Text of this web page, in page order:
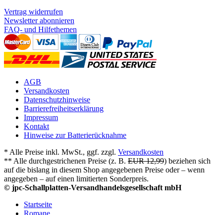
Vertrag widerrufen
Newsletter abonnieren
FAQ- und Hilfethemen
AGB
Versandkosten
Datenschutzhinweise
Barrierefreiheitserklärung
Impressum
Kontakt
Hinweise zur Batterierücknahme
* Alle Preise inkl. MwSt., ggf. zzgl. Versandkosten
** Alle durchgestrichenen Preise (z. B. EUR 12,99) beziehen sich
auf die bislang in diesem Shop angegebenen Preise oder – wenn
angegeben – auf einen limitierten Sonderpreis.
© jpc-Schallplatten-Versandhandelsgesellschaft mbH
Startseite